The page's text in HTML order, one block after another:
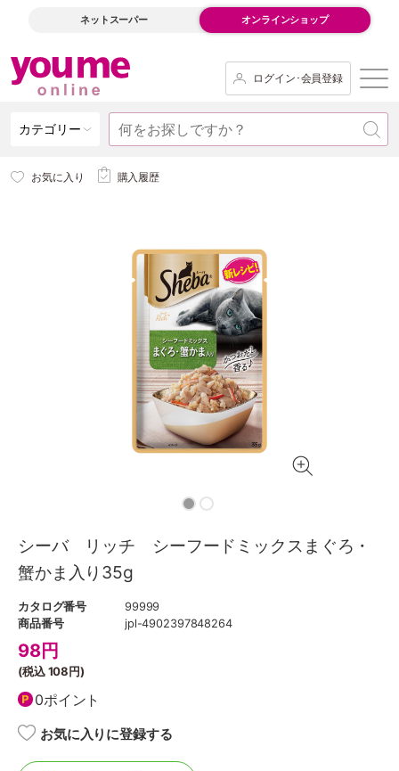
ネットスーパー オンラインショップ
ログイン･会員登録
カテゴリー
お気に入り 購入履歴
シーバ リッチ シーフードミックスまぐろ・
蟹かま入り35g
カタログ番号
99999
商品番号
jpl-4902397848264
98円
(税込108円)
0ポイント
お気に入りに登録する